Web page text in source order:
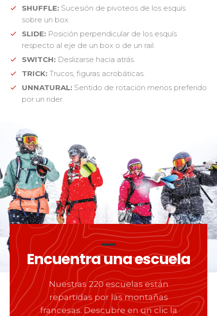
SHUFFLE: Sucesión de pivoteos de los esquís
sobre un box.
SLIDE: Posición perpendicular de los esquís
respecto al eje de un box o de un rail.
SWITCH: Deslizarse hacia atrás.
TRICK: Trucos, figuras acrobáticas.
UNNATURAL: Sentido de rotación menos preferido
por un rider.
Encuentra una escuela
Nuestras 220 escuelas están
repartidas por las montañas
francesas. Descubre en un clic la